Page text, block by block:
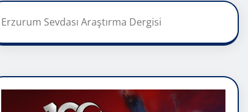
Erzurum Sevdası Araştırma Dergisi